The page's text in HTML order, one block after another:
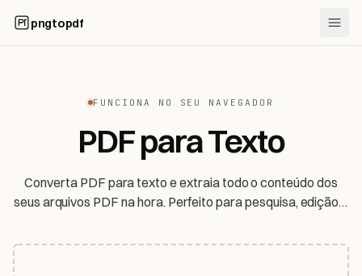
pngtopdf
FUNCIONA NO SEU NAVEGADOR
PDF para Texto
Converta PDF para texto e extraia todo o conteúdo dos
seus arquivos PDF na hora. Perfeito para pesquisa, edição e